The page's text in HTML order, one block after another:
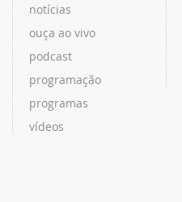
notícias
ouça ao vivo
podcast
programação
programas
vídeos